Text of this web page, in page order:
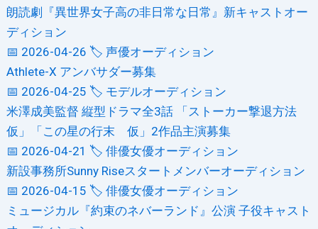
朗読劇『異世界女子高の非日常な日常』新キャストオー
ディション
📅 2026-04-26 🏷️ 声優オーディション
Athlete-X アンバサダー募集
📅 2026-04-25 🏷️ モデルオーディション
米澤成美監督 縦型ドラマ全3話 「ストーカー撃退方法
仮」「この星の行末 仮」2作品主演募集
📅 2026-04-21 🏷️ 俳優女優オーディション
新設事務所Sunny Riseスタートメンバーオーディション
📅 2026-04-15 🏷️ 俳優女優オーディション
ミュージカル『約束のネバーランド』公演 子役キャスト